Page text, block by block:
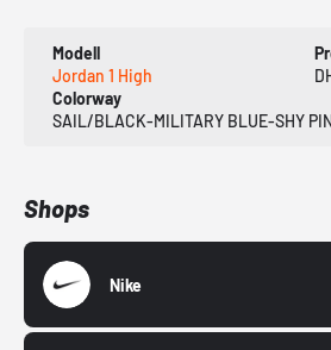
Modell
Jordan 1 High
Colorway
SAIL/BLACK-MILITARY BLUE-SHY
Shops
Nike